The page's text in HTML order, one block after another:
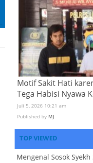
Motif Sakit Hati
Tega Habisi Nyawa
Juli 5, 2026 10:21 am
Published by MJ
TOP VIEWED
Mengenal Sosok